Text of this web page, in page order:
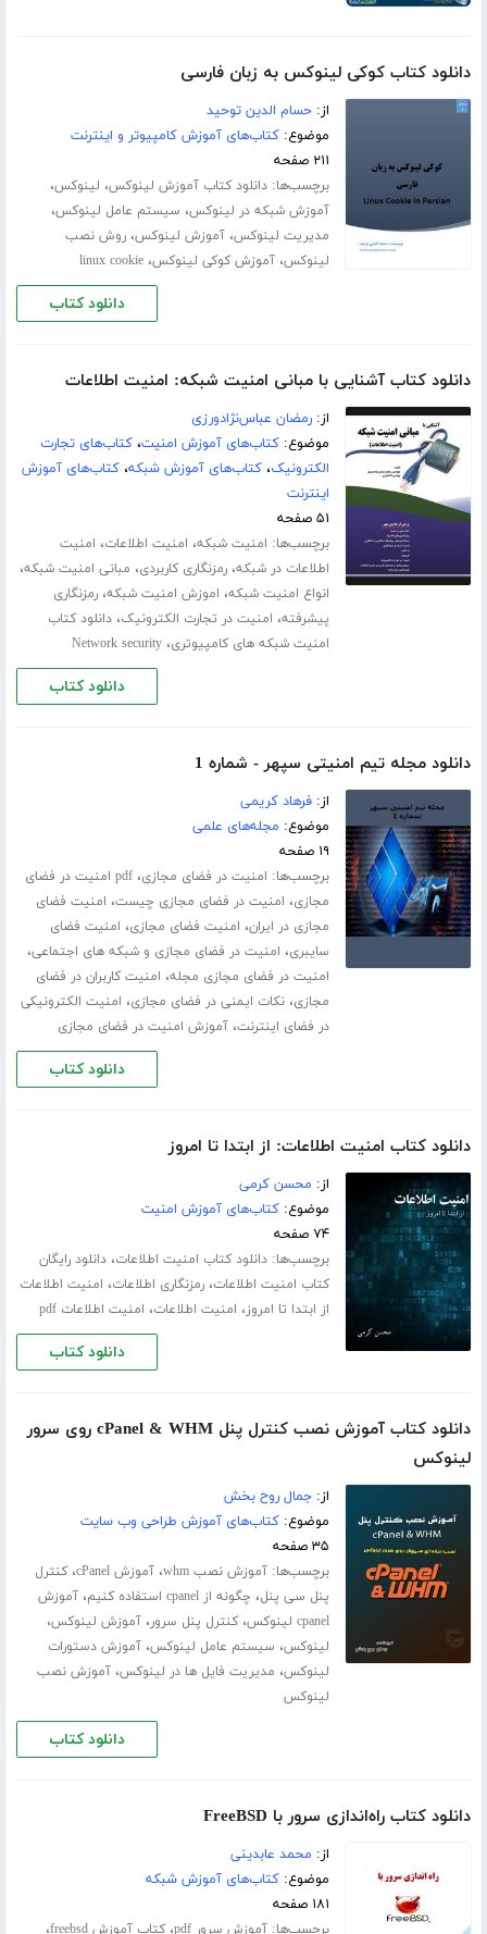
دانلود کتاب کوکی لینوکس به زبان فارسی
از:حسام الدین توحید
موضوع:کتاب‌های آموزش کامپیوتر و اینترنت
۲۱۱ صفحه
برچسب‌ها:دانلود کتاب آموزش لینوکس، لینوکس،
آموزش شبکه در لینوکس، سیستم عامل لینوکس،
مدیریت لینوکس،آموزش لینوکس،روش نصب
لینوکس،آموزش کوکی لینوکس،linux cookie
دانلود کتاب
دانلود کتاب آشنایی با مبانی امنیت شبکه: امنیت اطلاعات
از:رمضان عباس‌نژادورزی
موضوع:کتاب‌های آموزش امنیت،کتاب‌های تجارت
الکترونیک،کتاب‌های آموزش شبکه،کتاب‌های آموزش
اینترنت
۵۱ صفحه
برچسب‌ها: امنیت شبکه، امنیت اطلاعات، امنیت
اطلاعات در شبکه،رمزنگاری کاربردی، مبانی امنیت شبکه،
انواع امنیت شبکه، اموزش امنیت شبکه،رمزنگاری
پیشرفته، امنیت در تجارت الکترونیک،دانلود کتاب
امنیت شبکه های کامپیوتری،Network security
دانلود کتاب
دانلود مجله تیم امنیتی سپهر - شماره 1
از:فرهاد کریمی
موضوع: مجله‌های علمی
۱۹ صفحه
برچسب‌ها: امنیت در فضای مجازی،
pdf امنیت در فضای
مجازی، امنیت در فضای مجازی چیست، امنیت فضای
مجازی در ایران، امنیت فضای مجازی، امنیت فضای
سایبری، امنیت در فضای مجازی و شبکه های اجتماعی،
امنیت در فضای مجازی مجله، امنیت کاربران در فضای
مجازی،نکات ایمنی در فضای مجازی، امنیت الکترونیکی
در فضای اینترنت،آموزش امنیت در فضای مجازی
دانلود کتاب
دانلود کتاب امنیت اطلاعات: از ابتدا تا امروز
از: محسن کرمی
موضوع:کتاب‌های آموزش امنیت
۷۴ صفحه
برچسب‌ها:دانلود کتاب امنیت اطلاعات،دانلود رایگان
کتاب امنیت اطلاعات،رمزنگاری اطلاعات، امنیت اطلاعات
از ابتدا تا امروز، امنیت اطلاعات، امنیت اطلاعات pdf
دانلود کتاب
دانلود کتاب آموزش نصب کنترل پنل cPanel & WHM روی سرور
لینوکس
از:جمال روح بخش
موضوع:کتاب‌های آموزش طراحی وب سایت
۳۵ صفحه
برچسب‌ها:آموزش نصب whm ،آموزش cPanel ،کنترل
پنل سی پنل، چگونه از cpanel استفاده کنیم ،آموزش
cpanel لینوکس
،کنترل پنل سرور،آموزش لینوکس،
لینوکس، سیستم عامل لینوکس،آموزش دستورات
لینوکس، مدیریت فایل ها در لینوکس،آموزش نصب
لینوکس
دانلود کتاب
دانلود کتاب راه‌اندازی سرور با FreeBSD
از: محمد عابدینی
موضوع:کتاب‌های آموزش شبکه
۱۸۱ صفحه
برچسب‌ها:آموزش سرور pdf ،کتاب آموزش freebsd ،